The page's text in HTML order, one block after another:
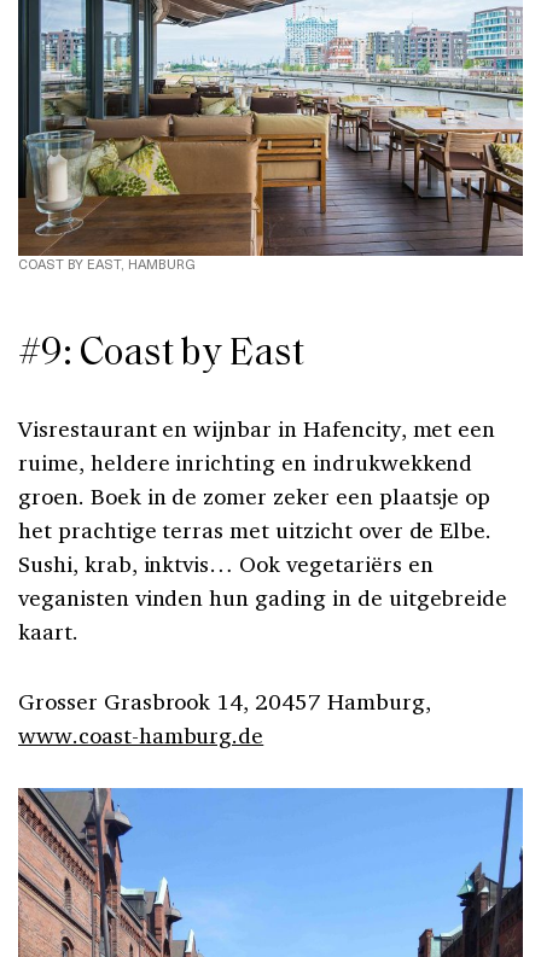
COAST BY EAST, HAMBURG
#9: Coast by East
Visrestaurant en wijnbar in Hafencity, met een
ruime, heldere inrichting en indrukwekkend
groen. Boek in de zomer zeker een plaatsje op
het prachtige terras met uitzicht over de Elbe.
Sushi, krab, inktvis… Ook vegetariërs en
veganisten vinden hun gading in de uitgebreide
kaart.
Grosser Grasbrook 14, 20457 Hamburg,
www.coast-hamburg.de